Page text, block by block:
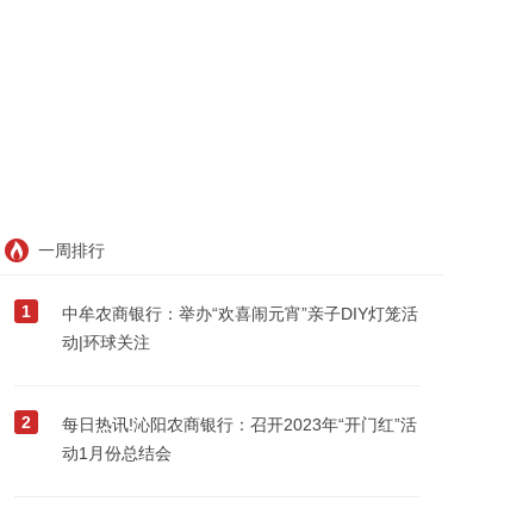
一周排行
1
中牟农商银行：举办“欢喜闹元宵”亲子DIY灯笼活
动|环球关注
2
每日热讯!沁阳农商银行：召开2023年“开门红”活
动1月份总结会